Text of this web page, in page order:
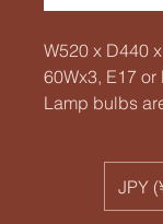
W520 x D440
60Wx3, E17 or
Lamp bulbs
JPY